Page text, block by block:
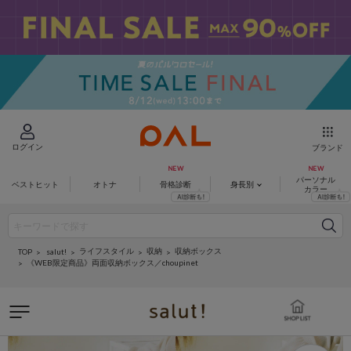
ログイン ブランド
ベストヒット オトナ 骨格診断 身長別
パーソナル
カラー
TOP salut! ライフスタイル 収納
収納ボックス
《WEB限定商品》両面収納ボックス／choupinet